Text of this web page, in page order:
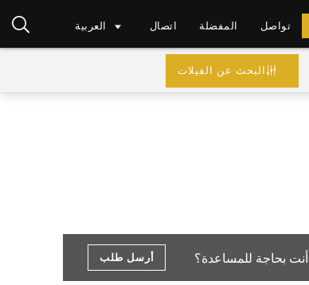
تواصل المفضلة اتصال العربية
البحث عن الفيلات
أنت بحاجة للمساعدة؟ أرسل طلب